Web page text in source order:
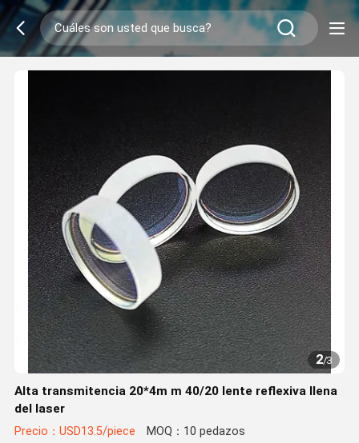
2/3
Alta transmitencia 20*4m m 40/20 lente reflexiva llena
del laser
Precio：USD13.5/piece MOQ：10 pedazos